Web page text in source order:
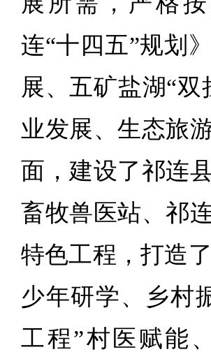
连“十四五”规划
展、五矿盐湖“
业发展、生态旅
面，建设了祁连
畜牧兽医站、祁
特色工程，打造
少年研学、乡村
工程”村医赋能